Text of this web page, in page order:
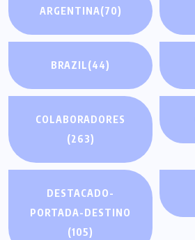
ARGENTINA(70)
BRAZIL(44)
COLABORADORES
(263)
DESTACADO-
PORTADA-DESTINO
(105)